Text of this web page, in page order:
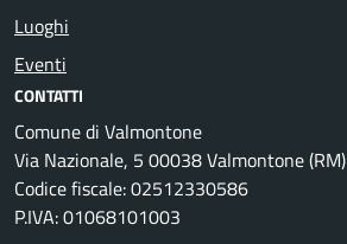
Luoghi
Eventi
CONTATTI
Comune di Valmontone
Via Nazionale, 5 00038 Valmontone (RM)
Codice fiscale: 02512330586
P.IVA: 01068101003